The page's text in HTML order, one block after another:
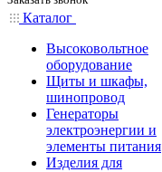
Каталог
Высоковольтное
оборудование
Щиты и шкафы,
шинопровод
Генераторы
электроэнергии и
элементы питания
Изделия для